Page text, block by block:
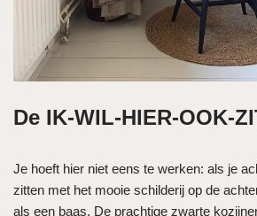
De IK-WIL-HIER-OOK-
Je hoeft hier niet eens te werken: als je
zitten met het mooie schilderij op de
als een baas. De prachtige zwarte